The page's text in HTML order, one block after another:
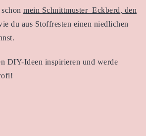
mein Schnittmuster Eckberd, den
du aus Stoffresten einen niedlichen
DIY-Ideen inspirieren und werde